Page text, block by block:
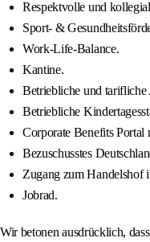
Respektvolle und
Sport- &
Work-Life-Balance.
Kantine.
Betriebliche und tarifliche
Betriebliche
Corporate Benefits Portal
Bezuschusstes
Zugang zum Handelshof
Jobrad.
Wir betonen ausdrücklich,